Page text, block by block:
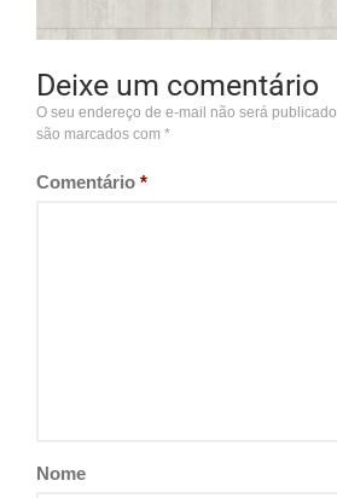
Deixe um comentário
O seu endereço de e-mail não será publicado.
são marcados com *
Comentário *
Nome